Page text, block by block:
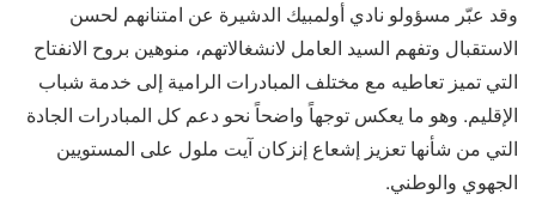
وقد عبّر مسؤولو نادي أولمبيك الدشيرة عن امتنانهم لحسن
الاستقبال وتفهم السيد العامل لانشغالاتهم، منوهين بروح الانفتاح
التي تميز تعاطيه مع مختلف المبادرات الرامية إلى خدمة شباب
الإقليم. وهو ما يعكس توجهاً واضحاً نحو دعم كل المبادرات الجادة
التي من شأنها تعزيز إشعاع إنزكان آيت ملول على المستويين
الجهوي والوطني.